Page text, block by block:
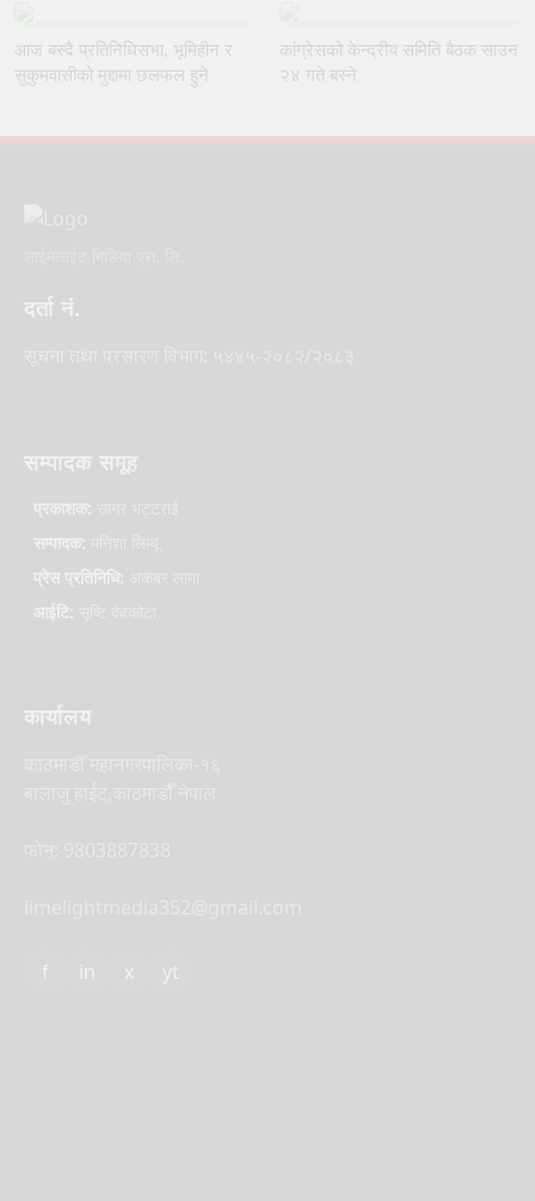
आज बस्दै प्रतिनिधिसभा, भूमिहीन र
सुकुमवासीको मुद्दामा छलफल हुने
कांग्रेसको केन्द्रीय समिति बैठक साउन
२४ गते बस्ने
दर्ता नं.
सम्पादक समूह
प्रकाशक:
सम्पादक:
प्रेस प्रतिनिधि:
आईटि:
कार्यालय
f in x yt